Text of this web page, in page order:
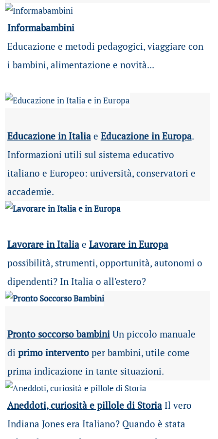
Informabambini
Educazione e metodi pedagogici, viaggiare con
i bambini, alimentazione e novità...
Educazione in Italiae Educazione in Europa.
Informazioni utili sul sistema educativo
italiano e Europeo: università, conservatori e
accademie.
Lavorare in Italia e Lavorare in Europa
possibilità, strumenti, opportunità, autonomi o
dipendenti? In Italia o all'estero?
Pronto soccorso bambiniUn piccolo manuale
di primo interventoper bambini, utile come
prima indicazione in tante situazioni.
Aneddoti, curiosità e pillole di Storia Il vero
Indiana Jones era Italiano? Quando è stata